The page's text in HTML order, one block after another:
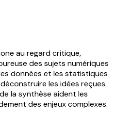
au regard critique,
des sujets numériques
données et les statistiques
les idées reçues.
la synthèse aident les
des enjeux complexes.